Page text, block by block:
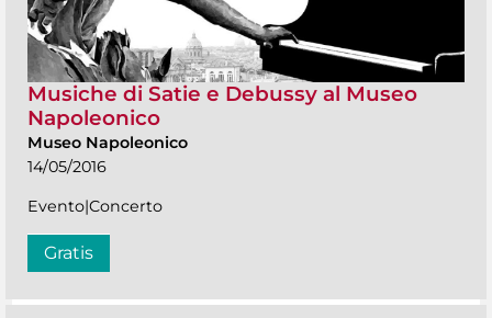
Musiche di Satie e Debussy al Museo
Napoleonico
Museo Napoleonico
14/05/2016
Evento|Concerto
Gratis